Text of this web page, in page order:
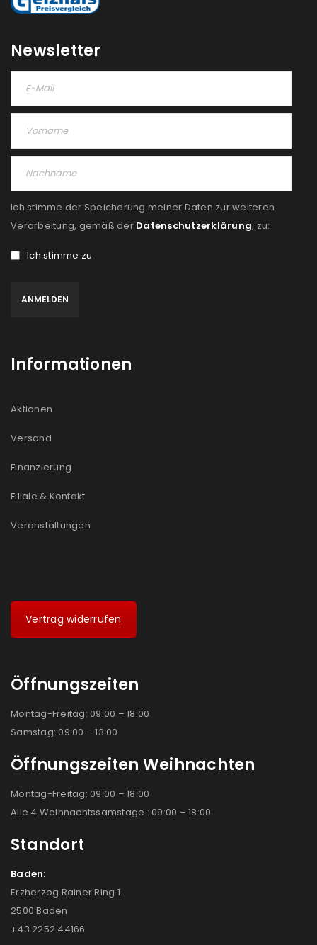
Newsletter
Ich stimme der Speicherung meiner Daten zur weiteren
Verarbeitung, gemäß der Datenschutzerklärung, zu:
Ich stimme zu
Informationen
Aktionen
Versand
Finanzierung
Filiale & Kontakt
Veranstaltungen
Vertrag widerrufen
Öffnungszeiten
Montag-Freitag: 09:00 – 18:00
Samstag: 09:00 – 13:00
Öffnungszeiten Weihnachten
Montag-Freitag: 09:00 – 18:00
Alle 4 Weihnachtssamstage : 09:00 – 18:00
Standort
Baden:
Erzherzog Rainer Ring 1
2500 Baden
+43 2252 44166